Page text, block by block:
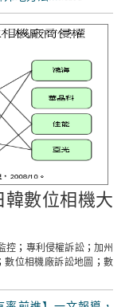
數位相機大
控 ； 專利侵權訴訟； 加州
數位相機廠訴訟地圖 ； 數